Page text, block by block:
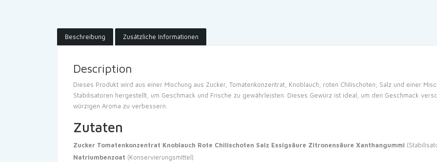
Beschreibung Zusätzliche Informationen
Description
Dieses Produkt wird aus einer Mischung aus Zucker, Tomatenkonzentrat, Knoblauch, roten Chilischoten, Salz und einer
Stabilisatoren hergestellt, um Geschmack und Frische zu gewährleisten. Dieses Gewürz ist ideal, um den Geschmack
würzigen Aroma zu verbessern.
Zutaten
Zucker Tomatenkonzentrat Knoblauch Rote Chilischoten Salz Essigsäure Zitronensäure Xanthangummi
Natriumbenzoat (Konservierungsmittel)